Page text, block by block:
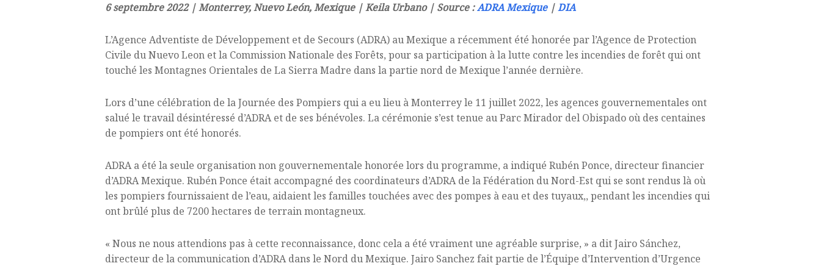
6 septembre 2022 | Monterrey, Nuevo León, Mexique | Keila Urbano | Source :ADRA Mexique|DIA
L’Agence Adventiste de Développement et de Secours (ADRA) au Mexique a récemment été honorée par l’Agence de Protection
Civile du Nuevo Leon et la Commission Nationale des Forêts, pour sa participation à la lutte contre les incendies de forêt qui ont
touché les Montagnes Orientales de La Sierra Madre dans la partie nord de Mexique l’année dernière.
Lors d’une célébration de la Journée des Pompiers qui a eu lieu à Monterrey le 11 juillet 2022, les agences gouvernementales ont
salué le travail désintéressé d’ADRA et de ses bénévoles. La cérémonie s’est tenue au Parc Mirador del Obispado où des centaines
de pompiers ont été honorés.
ADRA a été la seule organisation non gouvernementale honorée lors du programme, a indiqué Rubén Ponce, directeur financier
d’ADRA Mexique. Rubén Ponce était accompagné des coordinateurs d’ADRA de la Fédération du Nord-Est qui se sont rendus là où
les pompiers fournissaient de l’eau, aidaient les familles touchées avec des pompes à eau et des tuyaux,, pendant les incendies qui
ont brûlé plus de 7200 hectares de terrain montagneux.
« Nous ne nous attendions pas à cette reconnaissance, donc cela a été vraiment une agréable surprise, » a dit Jairo Sánchez,
directeur de la communication d’ADRA dans le Nord du Mexique. Jairo Sanchez fait partie de l’Équipe d’Intervention d’Urgence